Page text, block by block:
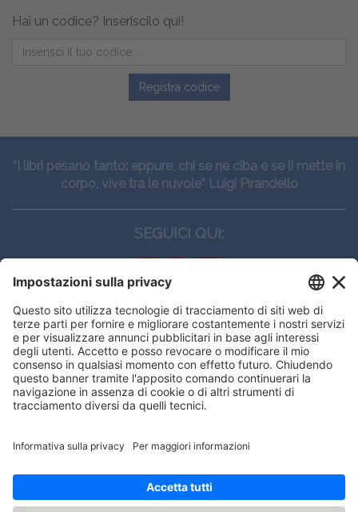
Hai un codice? Inseriscilo qui!
Registra codice
“I libri pesano tanto: eppure, chi se ne ciba e se li mette in
corpo, vive tra le nuvole” Luigi Pirandello
SEGUICI QUI:
CONTATTI
Edi.Ermes srl
Viale E. Forlanini, 21 - 20134, Milano
(+39)027021121
E-mail:eeinfo@eenet.it
ORARI
Lunedì — Giovedì: - 08:30 - 13:00 – 14:00 - 17:30
Venerdì: - 08:30 - 13:00 – 14:00 - 16:00
offrirti la migliore navigazione
OK